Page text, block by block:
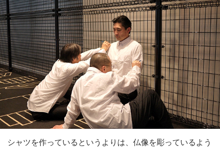
シャツを作っているというよりは、仏像を彫っているよう